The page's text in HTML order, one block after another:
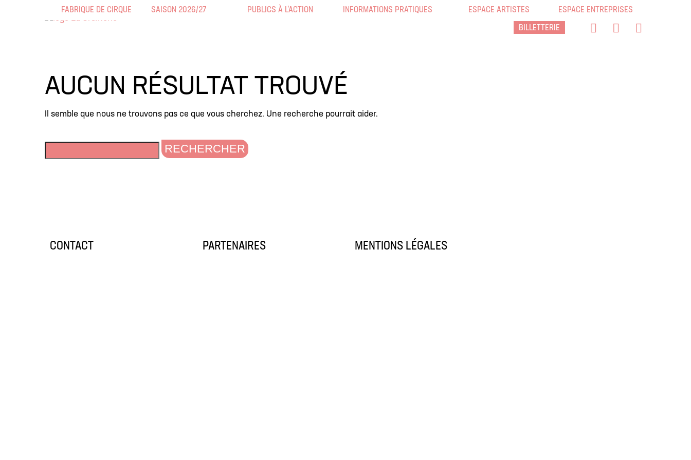
BILLETTERIE
FABRIQUE DE CIRQUE SAISON 2026/27 PUBLICS À L’ACTION INFORMATIONS PRATIQUES ESPACE ARTISTES ESPACE ENTREPRISES
AUCUN RÉSULTAT TROUVÉ
Il semble que nous ne trouvons pas ce que vous cherchez. Une recherche pourrait aider.
RECHERCHER
CONTACT PARTENAIRES MENTIONS LÉGALES